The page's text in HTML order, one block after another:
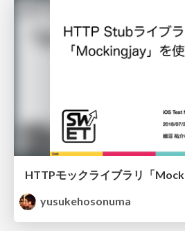
yusukehosonuma